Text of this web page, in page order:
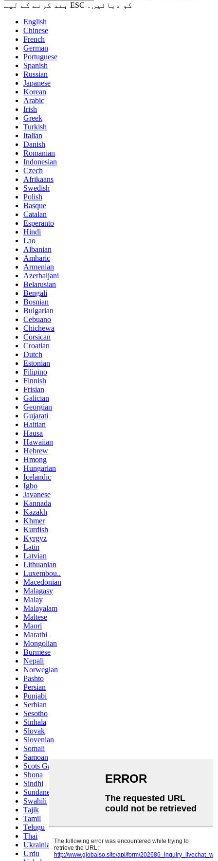
بند کرنے کے لیے ESC کو دبائیں۔
English
Chinese
French
German
Portuguese
Spanish
Russian
Japanese
Korean
Arabic
Irish
Greek
Turkish
Italian
Danish
Romanian
Indonesian
Czech
Afrikaans
Swedish
Polish
Basque
Catalan
Esperanto
Hindi
Lao
Albanian
Amharic
Armenian
Azerbaijani
Belarusian
Bengali
Bosnian
Bulgarian
Cebuano
Chichewa
Corsican
Croatian
Dutch
Estonian
Filipino
Finnish
Frisian
Galician
Georgian
Gujarati
Haitian
Hausa
Hawaiian
Hebrew
Hmong
Hungarian
Icelandic
Igbo
Javanese
Kannada
Kazakh
Khmer
Kurdish
Kyrgyz
Latin
Latvian
Lithuanian
Luxembou..
Macedonian
Malagasy
Malay
Malayalam
Maltese
Maori
Marathi
Mongolian
Burmese
Nepali
Norwegian
Pashto
Persian
Punjabi
Serbian
Sesotho
Sinhala
Slovak
Slovenian
Somali
Samoan
Scots Gaelic
Shona
Sindhi
Sundanese
Swahili
Tajik
Tamil
Telugu
Thai
Ukrainian
Urdu